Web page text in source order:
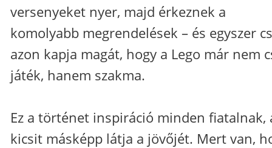
versenyeket nyer, majd érkeznek a
komolyabb megrendelések – és egyszer
azon kapja magát, hogy a Lego már nem
játék, hanem szakma.
Ez a történet inspiráció minden fiatalnak,
kicsit másképp látja a jövőjét. Mert van,